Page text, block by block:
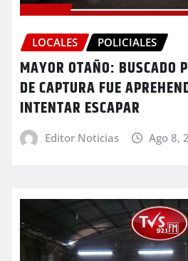
LOCALES POLICIALES
MAYOR OTAÑO: BUSCADO
DE CAPTURA FUE
INTENTAR ESCAPAR
Editor Noticias Ago 8,